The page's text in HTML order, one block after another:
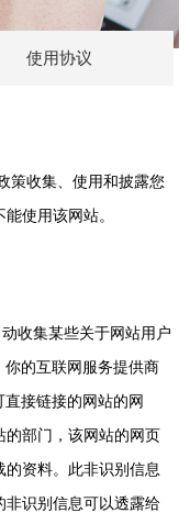
使用协议
策收集、使用和披露您
使用该网站。
收集某些关于网站用户
你的互联网服务提供商
接链接的网站的网
部门，该网站的网页
资料。此非识别信息
非识别信息可以透露给